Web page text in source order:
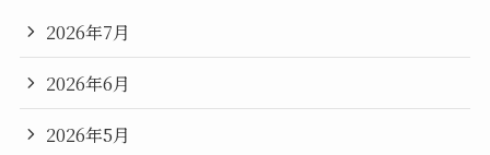
2026年7月
2026年6月
2026年5月